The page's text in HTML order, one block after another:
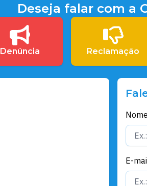
Deseja falar com a
Denúncia Reclamação
E-